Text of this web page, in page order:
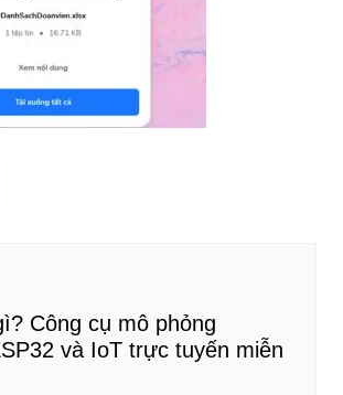
Công cụ mô phỏng
và IoT trực tuyến miễn